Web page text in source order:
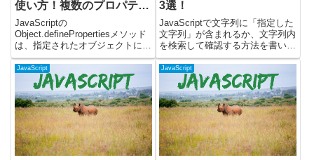
使い方！複数のプロパティ
を定義する
JavaScriptの
Object.definePropertiesメソッド
は、指定されたオブジェクトに複
数の新しいプロパティを直接追加
したり、既存のプロパティの属性
を変更したりするために使用され
ます。これは、プロパティの値だ
けでなく、その...
3選！
JavaScriptで文字列に「指定した
文字列」が含まれるか、文字列内
を検索して確認する方法を書いて
います。この記事では、下記のメ
ソッドを使用して文字列に、検索
文字列が含まれるか確認しま
す。・includesメソッド・search
メソッド・...
JavaScript JavaScript